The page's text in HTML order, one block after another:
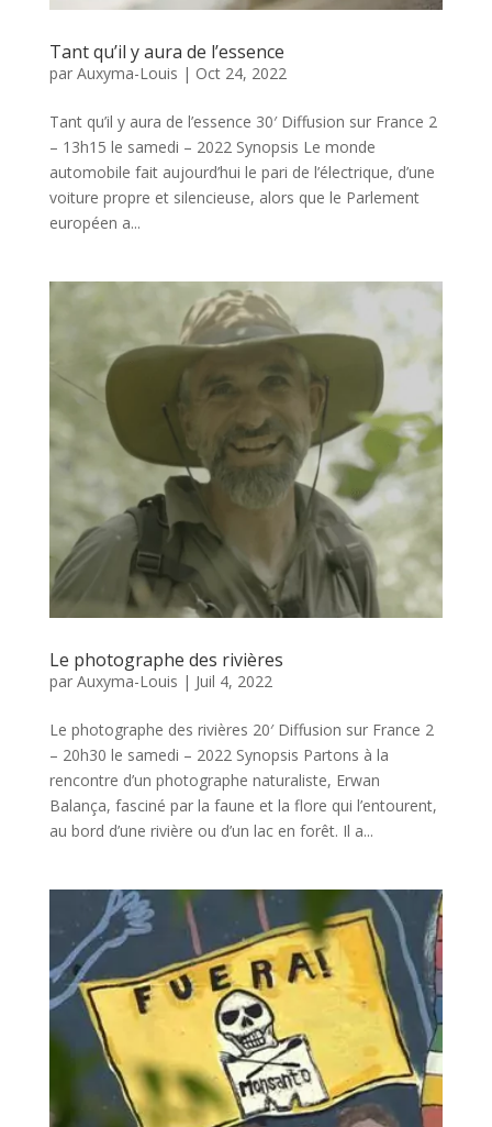
Tant qu’il y aura de l’essence
par Auxyma-Louis | Oct 24, 2022
Tant qu’il y aura de l’essence 30′ Diffusion sur France 2
– 13h15 le samedi – 2022 Synopsis Le monde
automobile fait aujourd’hui le pari de l’électrique, d’une
voiture propre et silencieuse, alors que le Parlement
européen a...
Le photographe des rivières
par Auxyma-Louis | Juil 4, 2022
Le photographe des rivières 20′ Diffusion sur France 2
– 20h30 le samedi – 2022 Synopsis Partons à la
rencontre d’un photographe naturaliste, Erwan
Balança, fasciné par la faune et la flore qui l’entourent,
au bord d’une rivière ou d’un lac en forêt. Il a...